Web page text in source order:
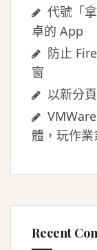
代號「
卓的 App
防止
窗
以新分
體，玩作
Recent